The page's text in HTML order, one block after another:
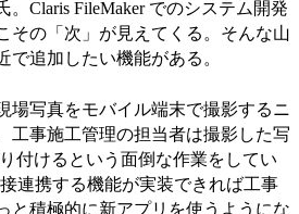
。Claris FileMaker でのシステム開発
その「次」が見えてくる。そんな山
で追加したい機能がある。
場写真をモバイル端末で撮影するニ
工事施工管理の担当者は撮影した写
付けるという面倒な作業をしてい
連携する機能が実装できれば工事
と積極的に新アプリを使うようにな